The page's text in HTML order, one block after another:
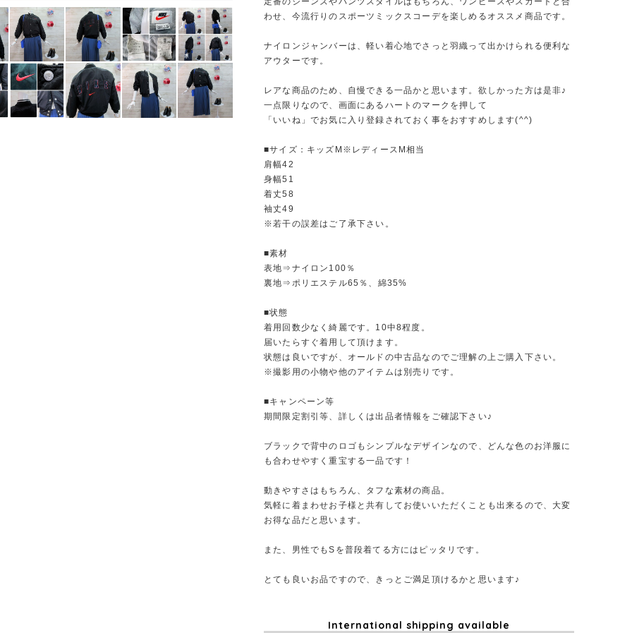
わせ、今流行りのスポーツミックスコーデを楽しめるオススメ商品です。
ナイロンジャンバーは、軽い着心地でさっと羽織って出かけられる便利な
アウターです。
レアな商品のため、自慢できる一品かと思います。欲しかった方は是非♪
一点限りなので、画面にあるハートのマークを押して
「いいね」でお気に入り登録されておく事をおすすめします(^^)
■サイズ：キッズM※レディースM相当
肩幅42
身幅51
着丈58
袖丈49
※若干の誤差はご了承下さい。
■素材
表地⇒ナイロン100％
裏地⇒ポリエステル65％、綿35%
■状態
着用回数少なく綺麗です。10中8程度。
届いたらすぐ着用して頂けます。
状態は良いですが、オールドの中古品なのでご理解の上ご購入下さい。
※撮影用の小物や他のアイテムは別売りです。
■キャンペーン等
期間限定割引等、詳しくは出品者情報をご確認下さい♪
ブラックで背中のロゴもシンプルなデザインなので、どんな色のお洋服に
も合わせやすく重宝する一品です！
動きやすさはもちろん、タフな素材の商品。
気軽に着まわせお子様と共有してお使いいただくことも出来るので、大変
お得な品だと思います。
また、男性でもSを普段着てる方にはピッタリです。
とても良いお品ですので、きっとご満足頂けるかと思います♪
International shipping available